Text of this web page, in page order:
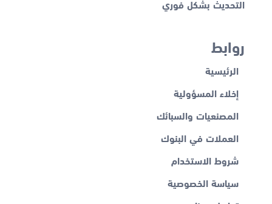
التحديث بشكل فوري
روابط
الرئيسية
إخلاء المسؤولية
المصنعيات والسبائك
العملات في البنوك
شروط الاستخدام
سياسة الخصوصية